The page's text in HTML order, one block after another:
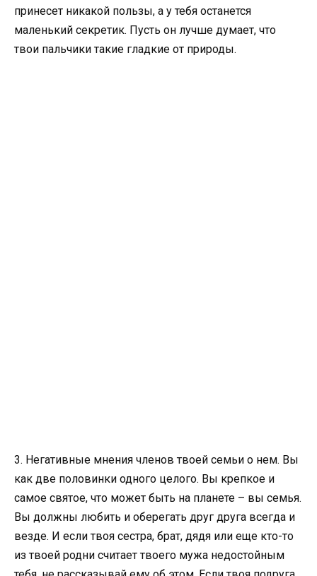
принесет никакой пользы, а у тебя останется
маленький секретик. Пусть он лучше думает, что
твои пальчики такие гладкие от природы.
3. Негативные мнения членов твоей семьи о нем. Вы
как две половинки одного целого. Вы крепкое и
самое святое, что может быть на планете – вы семья.
Вы должны любить и оберегать друг друга всегда и
везде. И если твоя сестра, брат, дядя или еще кто-то
из твоей родни считает твоего мужа недостойным